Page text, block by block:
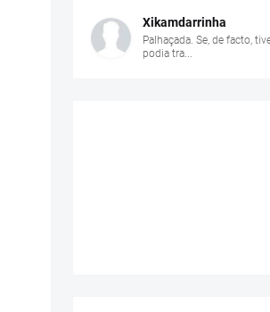
Xikamdarrinha
Palhaçada. Se, de facto,
podia tra...